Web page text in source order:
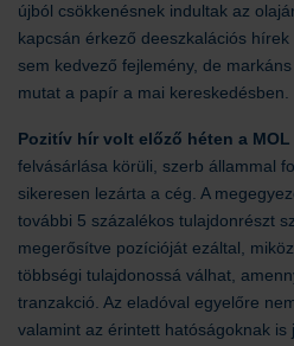
újból csökkenésnek indultak az
kapcsán érkező deeszkalációs
sem kedvező fejlemény, de
mutat a papír a mai kereskedésben.
Pozitív hír volt előző héten a
felvásárlása körüli, szerb állammal
sikeresen lezárta a cég. A
további 5 százalékos tulajdonrészt
megerősítve pozícióját ezáltal,
többségi tulajdonossá válhat,
tranzakció. Az eladóval egyelőre
valamint az érintett hatóságoknak is